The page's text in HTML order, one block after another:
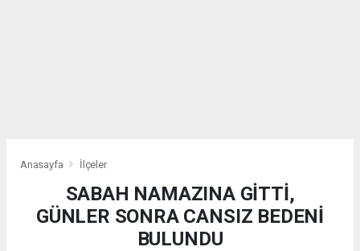
Anasayfa İlçeler
SABAH NAMAZINA GİTTİ,
GÜNLER SONRA CANSIZ BEDENİ
BULUNDU